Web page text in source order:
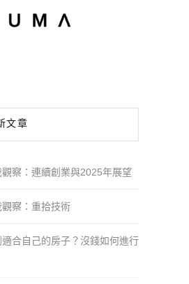
文章
察：連續創業與2025年展望
察：重拾技術
適合自己的房子？沒錢如何進行